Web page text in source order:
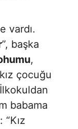
vardı.
”, başka
,
çocuğu
babama